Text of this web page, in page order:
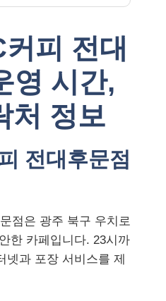
피 전대
영 시간,
처 정보
전대후문점
점은 광주 북구 우치로
한 카페입니다. 23시까
과 포장 서비스를 제